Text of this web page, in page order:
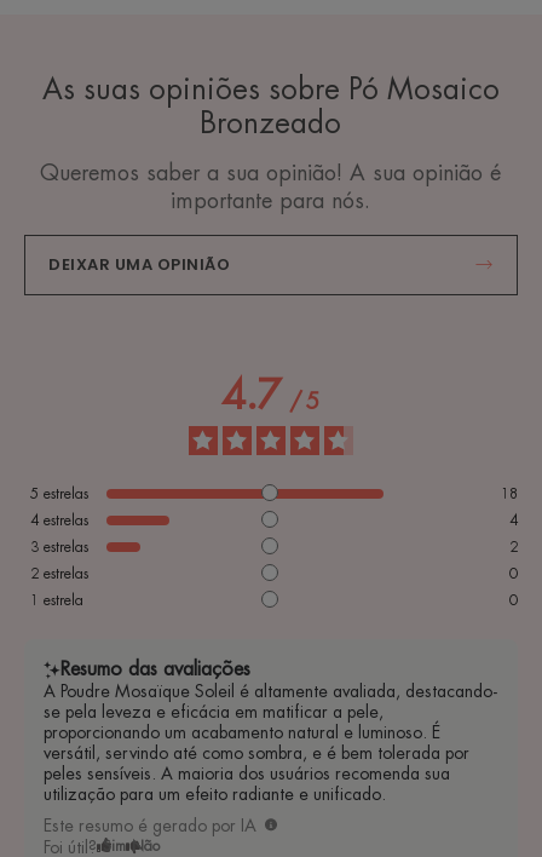
As suas opiniões sobre Pó Mosaico
Bronzeado
Queremos saber a sua opinião! A sua opinião é
importante para nós.
DEIXAR UMA OPINIÃO
4.7 /5
5 estrelas
18
4 estrelas
4
3 estrelas
2
2 estrelas
0
1 estrela 0
Resumo das avaliações
A Poudre Mosaïque Soleil é altamente avaliada, destacando-
se pela leveza e eficácia em matificar a pele,
proporcionando um acabamento natural e luminoso. É
versátil, servindo até como sombra, e é bem tolerada por
peles sensíveis. A maioria dos usuários recomenda sua
utilização para um efeito radiante e unificado.
Este resumo é gerado por IA
Foi útil? Sim Não